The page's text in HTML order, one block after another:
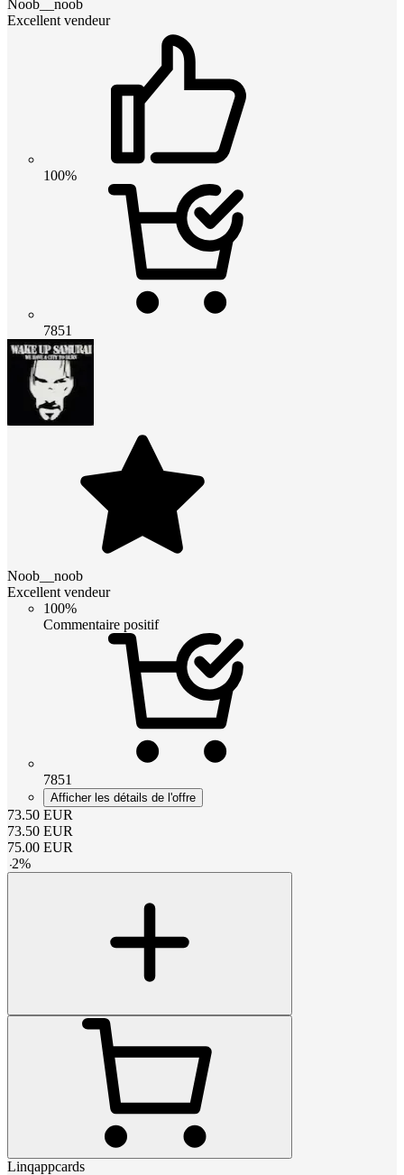
Noob__noob
Excellent vendeur
100%
7851
Noob__noob
Excellent vendeur
100%
Commentaire positif
7851
Afficher les détails de l'offre
73.50 EUR
73.50 EUR
75.00 EUR
-2%
Linqappcards